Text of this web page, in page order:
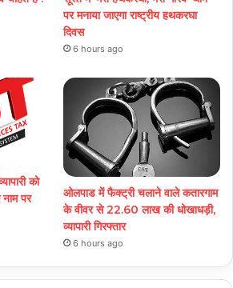
पर मनाया जाएगा राष्ट्रीय हथकरघा
दिवस
6 hours ago
को
पर
ओलपाड में फैक्ट्री चलाने वाले कतारगाम
के वीवर से 22.60 लाख की धोखाधड़ी,
व्यापारी गिरफ्तार
6 hours ago